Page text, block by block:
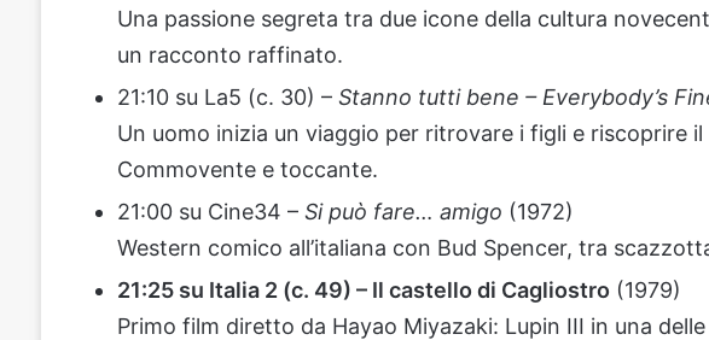
Una passione segreta tra due icone della cultura
un racconto raffinato.
21:10 su La5 (c. 30) – Stanno tutti bene – Everybody’s
Un uomo inizia un viaggio per ritrovare i figli e riscoprire il
Commovente e toccante.
21:00 su Cine34 – Si può fare… amigo (1972)
Western comico all’italiana con Bud Spencer, tra
21:25 su Italia 2 (c. 49) – Il castello di Cagliostro (1979)
Primo film diretto da Hayao Miyazaki: Lupin III in una